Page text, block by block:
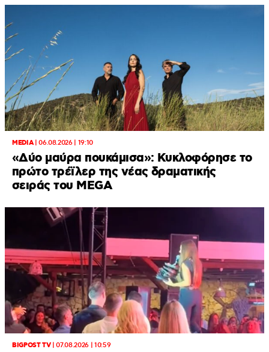
MEDIA|06.08.2026 | 19:10
«Δύο μαύρα πουκάμισα»: Κυκλοφόρησε το
πρώτο τρέϊλερ της νέας δραματικής
σειράς του MEGA
BIGPOST TV|07.08.2026 | 10:59